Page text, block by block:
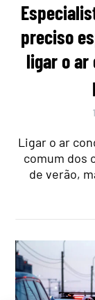
preciso
ligar o ar
Ligar o ar
comum dos
de verão,